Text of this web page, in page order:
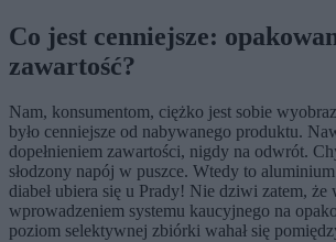
Co jest cenniejsze:
zawartość?
Nam, konsumentom, ciężko jest sobie
było cenniejsze od nabywanego produktu.
dopełnieniem zawartości, nigdy na odwrót.
słodzony napój w puszce. Wtedy to
diabeł ubiera się u Prady! Nie dziwi zatem, że
wprowadzeniem systemu kaucyjnego na
poziom selektywnej zbiórki wahał się